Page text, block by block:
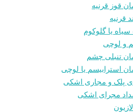
قوز قرنيه
قرنیه
یا گلوکوم
و لوچی
تنبلی چشم
استرابیسم یا لوچی
پلک و مجاری اشکی
مجرای اشکی